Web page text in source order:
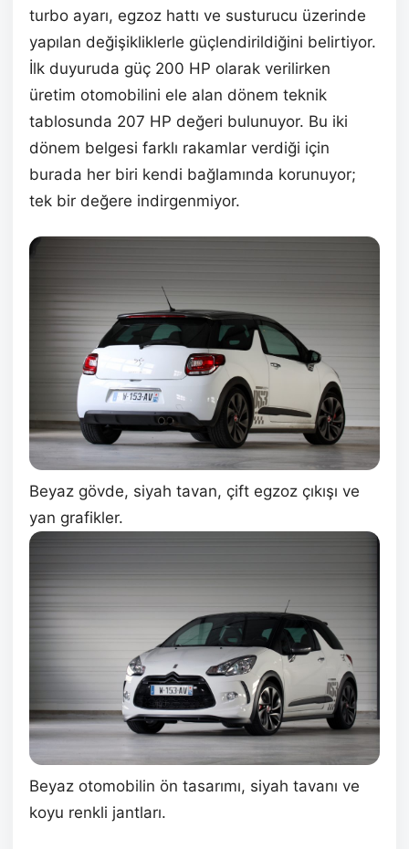
turbo ayarı, egzoz hattı ve susturucu üzerinde
yapılan değişikliklerle güçlendirildiğini belirtiyor.
İlk duyuruda güç 200 HP olarak verilirken
üretim otomobilini ele alan dönem teknik
tablosunda 207 HP değeri bulunuyor. Bu iki
dönem belgesi farklı rakamlar verdiği için
burada her biri kendi bağlamında korunuyor;
tek bir değere indirgenmiyor.
Beyaz gövde, siyah tavan, çift egzoz çıkışı ve
yan grafikler.
Beyaz otomobilin ön tasarımı, siyah tavanı ve
koyu renkli jantları.